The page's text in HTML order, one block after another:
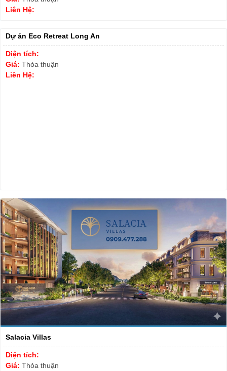
Liên Hệ:
Dự án Eco Retreat Long An
Diện tích:
Giá: Thỏa thuận
Liên Hệ:
Salacia Villas
Diện tích:
Giá: Thỏa thuận